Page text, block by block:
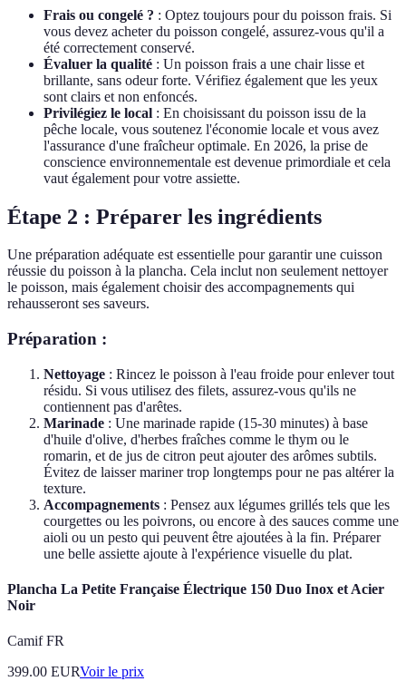
Frais ou congelé ? : Optez toujours pour du poisson frais. Si
vous devez acheter du poisson congelé, assurez-vous qu'il a
été correctement conservé.
Évaluer la qualité : Un poisson frais a une chair lisse et
brillante, sans odeur forte. Vérifiez également que les yeux
sont clairs et non enfoncés.
Privilégiez le local : En choisissant du poisson issu de la
pêche locale, vous soutenez l'économie locale et vous avez
l'assurance d'une fraîcheur optimale. En 2026, la prise de
conscience environnementale est devenue primordiale et cela
vaut également pour votre assiette.
Étape 2 : Préparer les ingrédients
Une préparation adéquate est essentielle pour garantir une cuisson
réussie du poisson à la plancha. Cela inclut non seulement nettoyer
le poisson, mais également choisir des accompagnements qui
rehausseront ses saveurs.
Préparation :
Nettoyage : Rincez le poisson à l'eau froide pour enlever tout
résidu. Si vous utilisez des filets, assurez-vous qu'ils ne
contiennent pas d'arêtes.
Marinade : Une marinade rapide (15-30 minutes) à base
d'huile d'olive, d'herbes fraîches comme le thym ou le
romarin, et de jus de citron peut ajouter des arômes subtils.
Évitez de laisser mariner trop longtemps pour ne pas altérer la
texture.
Accompagnements : Pensez aux légumes grillés tels que les
courgettes ou les poivrons, ou encore à des sauces comme une
aioli ou un pesto qui peuvent être ajoutées à la fin. Préparer
une belle assiette ajoute à l'expérience visuelle du plat.
Plancha La Petite Française Électrique 150 Duo Inox et Acier
Noir
Camif FR
399.00 EURVoir le prix